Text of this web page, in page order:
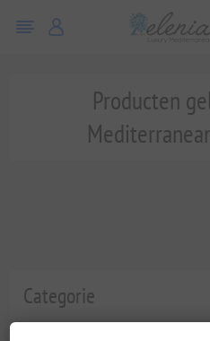
Categorie
Producten